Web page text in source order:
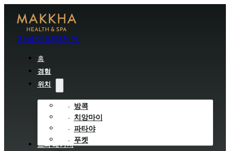
지금 예약하세요
홈
경험
위치
방콕
치앙마이
파타야
푸켓
스파 패키지